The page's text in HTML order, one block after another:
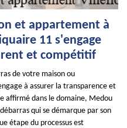
et appartement à
11 s'engage
et compétitif
de votre maison ou
à assurer la transparence et
affirmé dans le domaine, Medou
qui se démarque par son
étape du processus est